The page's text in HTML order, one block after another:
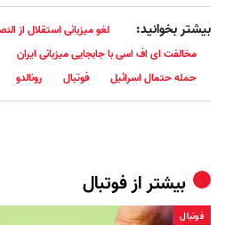
بیشتر بخوانید: لغو میزبانی استقلال از
مخالفت ای اف اسی با جابجایی میزبانی ایران
حمله حتمال اسرائیل
فوتبال رونالدو
بیشتر ازفوتبال
فوتبال